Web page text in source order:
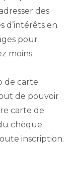
des
d’intérêts en
pour
moins
de carte
de pouvoir
carte de
chèque
inscription.